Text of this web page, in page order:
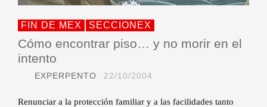
FIN DE MEX SECCIONEX
Cómo encontrar piso… y no morir en el
intento
EXPERPENTO 22/10/2004
Renunciar a la protección familiar y a las facilidades tanto